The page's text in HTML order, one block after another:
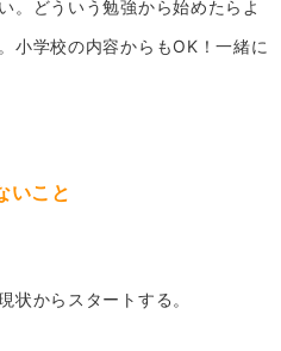
。どういう勉強から始めたらよ
小学校の内容からもOK！一緒に
いこと
状からスタートする。